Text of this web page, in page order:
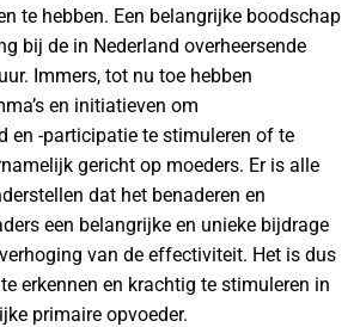
te hebben. Een belangrijke boodschap
bij de in Nederland overheersende
Immers, tot nu toe hebben
en initiatieven om
en -participatie te stimuleren of te
gericht op moeders. Er is alle
dat het benaderen en
een belangrijke en unieke bijdrage
van de effectiviteit. Het is dus
erkennen en krachtig te stimuleren in
primaire opvoeder.